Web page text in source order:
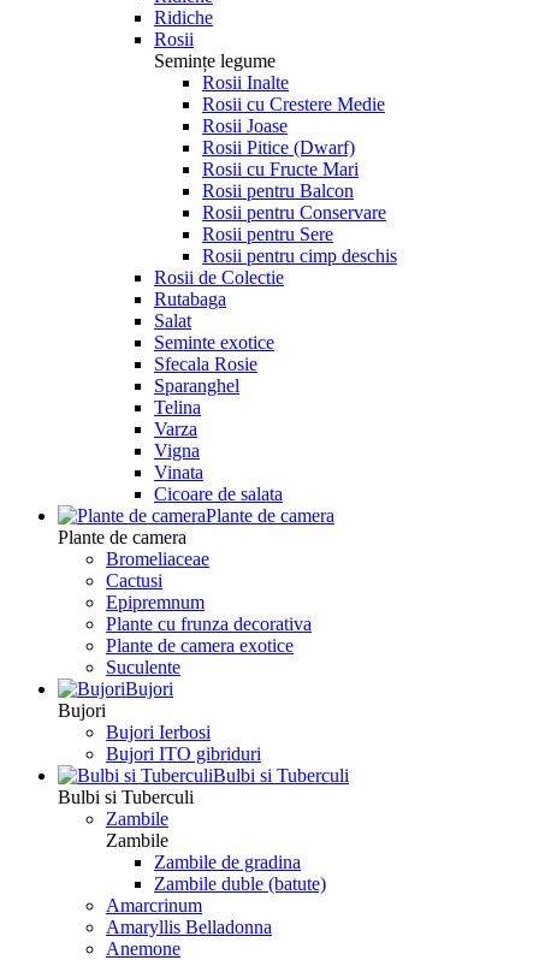
Ridiche
Rosii
Semințe legume
Rosii Inalte
Rosii cu Crestere Medie
Rosii Joase
Rosii Pitice (Dwarf)
Rosii cu Fructe Mari
Rosii pentru Balcon
Rosii pentru Conservare
Rosii pentru Sere
Rosii pentru cimp deschis
Rosii de Colectie
Rutabaga
Salat
Seminte exotice
Sfecala Rosie
Sparanghel
Telina
Varza
Vigna
Vinata
Сicoare de salata
Plante de camera
Plante de camera
Bromeliaceae
Cactusi
Epipremnum
Plante cu frunza decorativa
Plante de camera exotice
Suculente
Bujori
Bujori
Bujori Ierbosi
Bujori ITO gibriduri
Bulbi si Tuberculi
Bulbi si Tuberculi
Zambile
Zambile
Zambile de gradina
Zambile duble (batute)
Amarcrinum
Amaryllis Belladonna
Anemone